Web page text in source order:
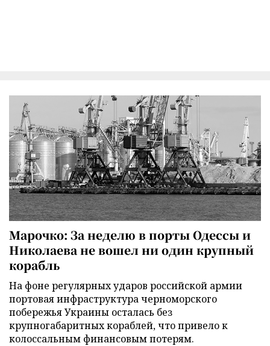
Марочко: За неделю в порты Одессы и
Николаева не вошел ни один крупный
корабль
На фоне регулярных ударов российской армии
портовая инфраструктура черноморского
побережья Украины осталась без
крупногабаритных кораблей, что привело к
колоссальным финансовым потерям.